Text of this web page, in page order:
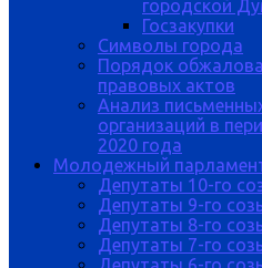
городской
Госзакупки
Символы города
Порядок
правовых актов
Анализ
организаций в
2020 года
Молодежный
Депутаты 10-го
Депутаты 9-го
Депутаты 8-го
Депутаты 7-го